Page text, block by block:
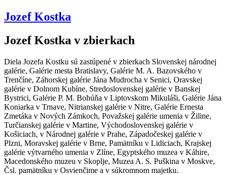
Jozef Kostka
Jozef Kostka v zbierkach
Diela Jozefa Kostku sú zastúpené v zbierkach Slovenskej národnej
galérie, Galérie mesta Bratislavy, Galérie M. A. Bazovského v
Trenčíne, Záhorskej galérie Jána Mudrocha v Senici, Oravskej
galérie v Dolnom Kubíne, Stredoslovenskej galérie v Banskej
Bystrici, Galérie P. M. Bohúňa v Liptovskom Mikuláši, Galérie Jána
Koniarka v Trnave, Nitrianskej galérie v Nitre, Galérie Ernesta
Zmetáka v Nových Zámkoch, Považskej galérie umenia v Žiline,
Turčianskej galérie v Martine, Východoslovenskej galérie v
Košiciach, v Národnej galérie v Prahe, Západočeskej galérie v
Plzni, Moravskej galérie v Brne, Pamätníku v Lidiciach, Krajskej
galérie výtvarného umenia v Zlíne, Egyptského muzea v Káhire,
Macedonského muzeu v Skoplje, Muzea A. S. Puškina v Moskve,
Čsl. pamätníku v Osvienčime a v súkromnom majetku.